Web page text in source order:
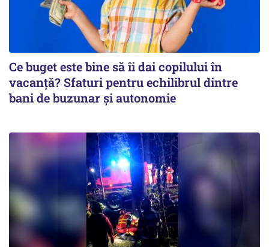
Ce buget este bine să îi dai copilului în
vacanță? Sfaturi pentru echilibrul dintre
bani de buzunar și autonomie